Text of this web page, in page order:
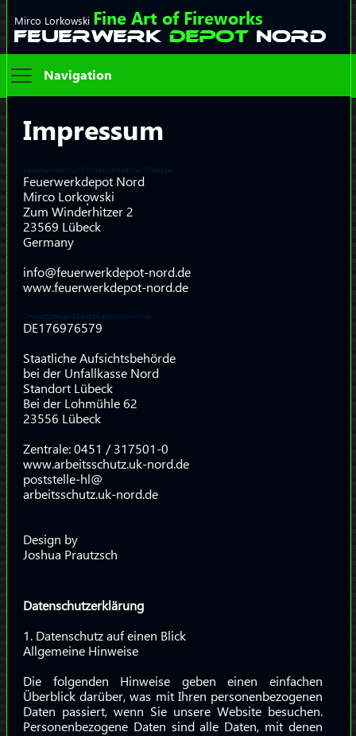
Mirco Lorkowski Fine Art of Fireworks
FEUERWERK DEPOT NORD
Navigation
Impressum
Verantwortlicher für den Inhalt der Website
Feuerwerkdepot Nord
Mirco Lorkowski
Zum Winderhitzer 2
23569 Lübeck
Germany
info@feuerwerkdepot-nord.de
www.feuerwerkdepot-nord.de
Umsatzsteuer-Identifikationsnummer
DE176976579
Staatliche Aufsichtsbehörde
bei der Unfallkasse Nord
Standort Lübeck
Bei der Lohmühle 62
23556 Lübeck
Zentrale: 0451 / 317501-0
www.arbeitsschutz.uk-nord.de
poststelle-hl@
arbeitsschutz.uk-nord.de
Design by
Joshua Prautzsch
Datenschutzerklärung
1. Datenschutz auf einen Blick
Allgemeine Hinweise
Die folgenden Hinweise geben einen einfachen
Überblick darüber, was mit Ihren personenbezogenen
Daten passiert, wenn Sie unsere Website besuchen.
Personenbezogene Daten sind alle Daten, mit denen